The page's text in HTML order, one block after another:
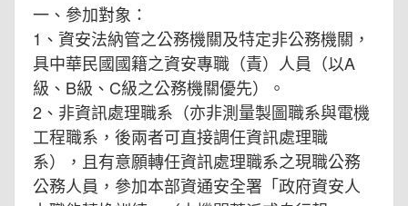
一、參加對象：
1、資安法納管之公務機關及特定非公務機關，
具中華民國國籍之資安專職（責）人員（以A
級、B級、C級之公務機關優先）。
2、非資訊處理職系（亦非測量製圖職系與電機
工程職系，後兩者可直接調任資訊處理職
系），且有意願轉任資訊處理職系之現職公務
公務人員，參加本部資通安全署「政府資安人